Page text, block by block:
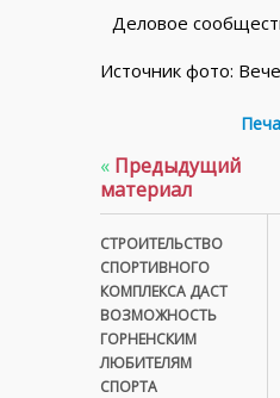
Деловое
Источник фото:
« Предыдущий
материал
СТРОИТЕЛЬСТВО
СПОРТИВНОГО
КОМПЛЕКСА ДАСТ
ВОЗМОЖНОСТЬ
ГОРНЕНСКИМ
ЛЮБИТЕЛЯМ
СПОРТА